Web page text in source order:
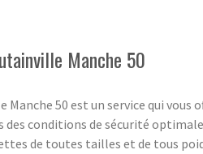
Manche 50
50 est un service qui vous
conditions de sécurité
de toutes tailles et de tous